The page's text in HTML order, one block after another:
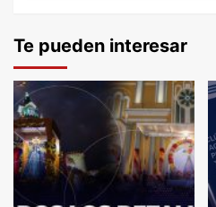
Te pueden interesar